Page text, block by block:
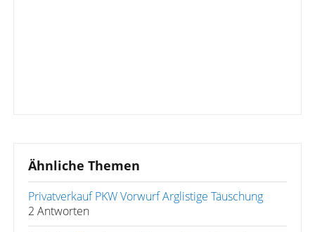
Ähnliche Themen
Privatverkauf PKW Vorwurf Arglistige Täuschung
2 Antworten